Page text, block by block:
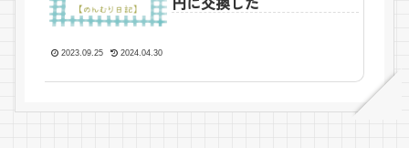
2023.09.25 2024.04.30